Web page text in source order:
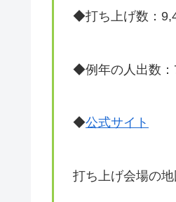
◆打ち上げ数：
◆例年の人出数：
◆公式サイト
打ち上げ会場の地